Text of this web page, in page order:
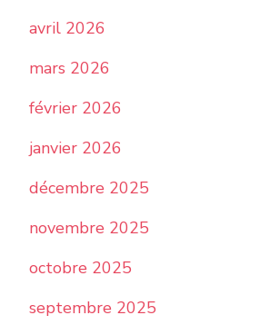
avril 2026
mars 2026
février 2026
janvier 2026
décembre 2025
novembre 2025
octobre 2025
septembre 2025